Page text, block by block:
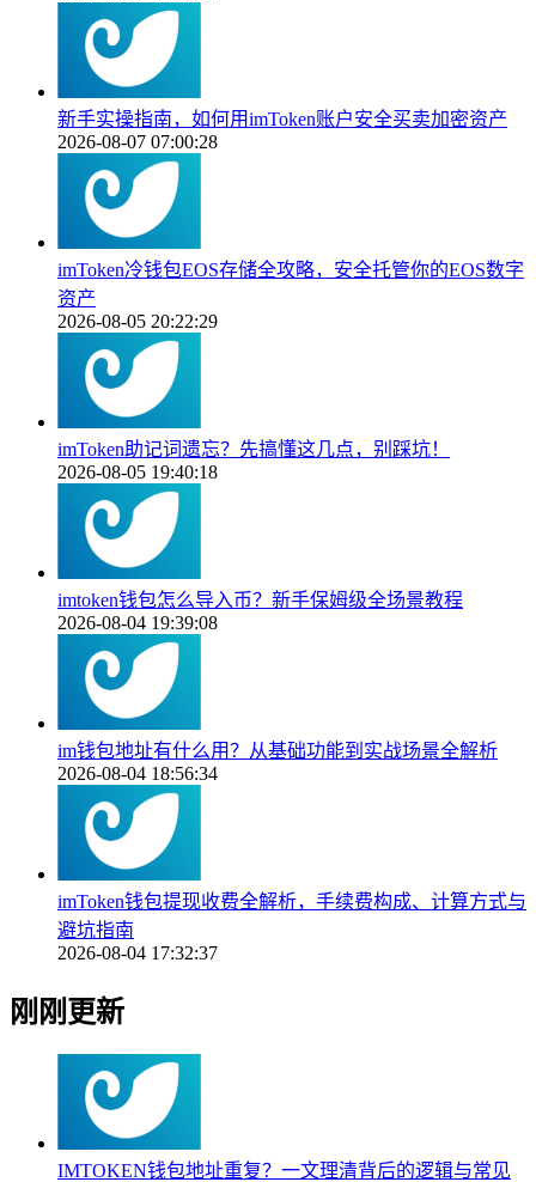
新手实操指南，如何用imToken账户安全买卖加密资产
2026-08-07 07:00:28
imToken冷钱包EOS存储全攻略，安全托管你的EOS数字
资产
2026-08-05 20:22:29
imToken助记词遗忘？先搞懂这几点，别踩坑！
2026-08-05 19:40:18
imtoken钱包怎么导入币？新手保姆级全场景教程
2026-08-04 19:39:08
im钱包地址有什么用？从基础功能到实战场景全解析
2026-08-04 18:56:34
imToken钱包提现收费全解析，手续费构成、计算方式与
避坑指南
2026-08-04 17:32:37
刚刚更新
IMTOKEN钱包地址重复？一文理清背后的逻辑与常见